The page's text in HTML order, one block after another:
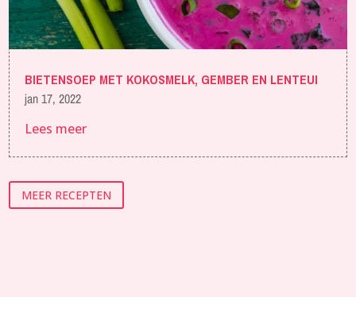
BIETENSOEP MET KOKOSMELK, GEMBER EN LENTEUI
jan 17, 2022
Lees meer
MEER RECEPTEN